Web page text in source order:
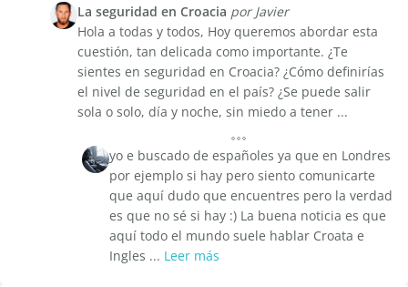
La seguridad en Croacia por Javier
Hola a todas y todos, Hoy queremos abordar esta
cuestión, tan delicada como importante. ¿Te
sientes en seguridad en Croacia? ¿Cómo definirías
el nivel de seguridad en el país? ¿Se puede salir
sola o solo, día y noche, sin miedo a tener ...
yo e buscado de españoles ya que en Londres
por ejemplo si hay pero siento comunicarte
que aquí dudo que encuentres pero la verdad
es que no sé si hay :) La buena noticia es que
aquí todo el mundo suele hablar Croata e
Ingles ... Leer más